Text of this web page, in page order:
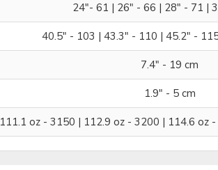
24"- 61 | 26" - 66 | 28" - 71 |
40.5" - 103 | 43.3" - 110 | 45.2" -
7.4" - 19 cm
1.9" - 5 cm
111.1 oz - 3150 | 112.9 oz - 3200 | 114.6 oz